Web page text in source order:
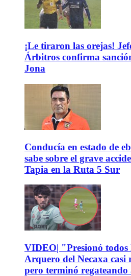
¡Le tiraron las orejas!
Árbitros confirma
Jona
Conducía en estado de
sabe sobre el grave
Tapia en la Ruta 5 Sur
VIDEO| "Presionó todos
Arquero del Necaxa casi
pero terminó